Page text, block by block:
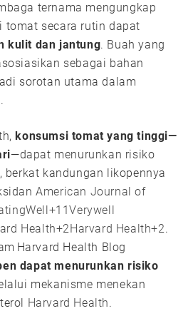
ternama mengungkap
tomat secara rutin dapat
kulit dan jantung. Buah yang
sebagai bahan
sorotan utama dalam
konsumsi tomat yang tinggi—
—dapat menurunkan risiko
berkat kandungan likopennya
American Journal of
Health+2Harvard Health+2.
Harvard Health Blog
dapat menurunkan risiko
mekanisme menekan
Harvard Health.